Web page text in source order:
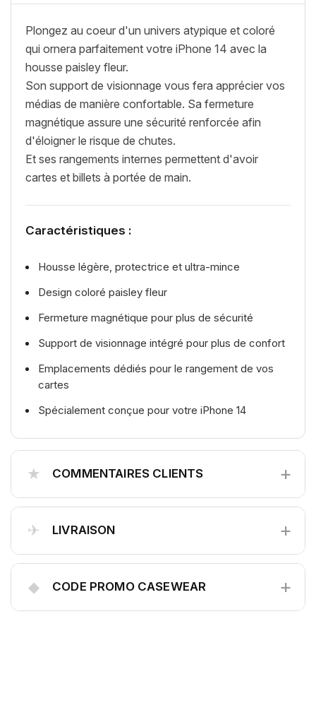
Plongez au coeur d'un univers atypique et coloré
qui ornera parfaitement votre iPhone 14 avec la
housse paisley fleur.
Son support de visionnage vous fera apprécier vos
médias de manière confortable. Sa fermeture
magnétique assure une sécurité renforcée afin
d'éloigner le risque de chutes.
Et ses rangements internes permettent d'avoir
cartes et billets à portée de main.
Caractéristiques :
Housse légère, protectrice et ultra-mince
Design coloré paisley fleur
Fermeture magnétique pour plus de sécurité
Support de visionnage intégré pour plus de confort
Emplacements dédiés pour le rangement de vos
cartes
Spécialement conçue pour votre iPhone 14
★ COMMENTAIRES CLIENTS +
✈ LIVRAISON +
◆ CODE PROMO CASEWEAR +